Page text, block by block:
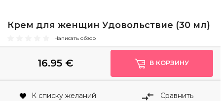
Крем для женщин Удовольствие (30 мл)
Написать обзор
16.95€ В КОРЗИНУ
К списку желаний Сравнить